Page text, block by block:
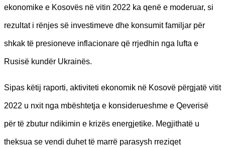
ekonomike e Kosovës në vitin 2022 ka qenë e moderuar, si
rezultat i rënjes së investimeve dhe konsumit familjar për
shkak të presioneve inflacionare që rrjedhin nga lufta e
Rusisë kundër Ukrainës.
Sipas këtij raporti, aktiviteti ekonomik në Kosovë përgjatë vitit
2022 u nxit nga mbështetja e konsiderueshme e Qeverisë
për të zbutur ndikimin e krizës energjetike. Megjithatë u
theksua se vendi duhet të marrë parasysh rreziqet